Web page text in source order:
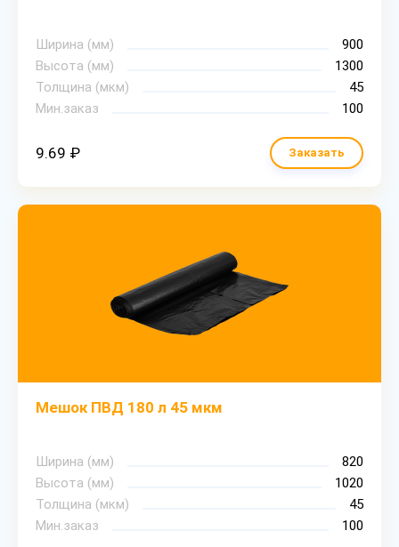
Ширина (мм)
900
Высота (мм)
1300
Толщина (мкм)
45
Мин.заказ
100
9.69 ₽ Заказать
Мешок ПВД 180 л 45 мкм
Ширина (мм)
820
Высота (мм)
1020
Толщина (мкм)
45
Мин.заказ
100